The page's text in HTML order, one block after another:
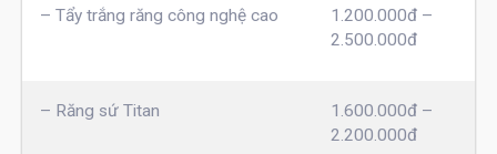
– Tẩy trắng răng công nghệ cao
1.200.000đ –
2.500.000đ
– Răng sứ Titan
1.600.000đ –
2.200.000đ